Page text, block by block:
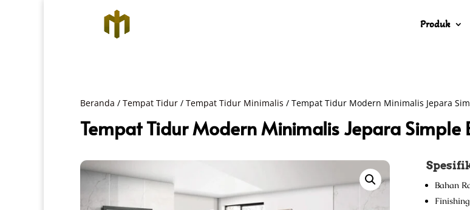
Produk
Beranda / Tempat Tidur / Tempat Tidur Minimalis / Tempat Tidur Modern Minimalis Jepara
Tempat Tidur Modern Minimalis Jepara
Bahan